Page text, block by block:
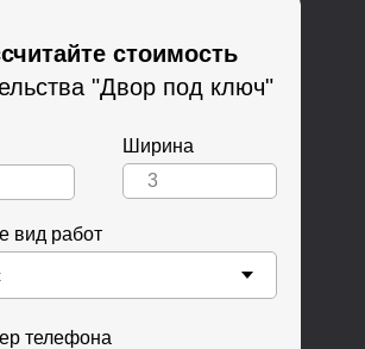
телефона
вид работ
Ширина
стоимость
"Двор под ключ"